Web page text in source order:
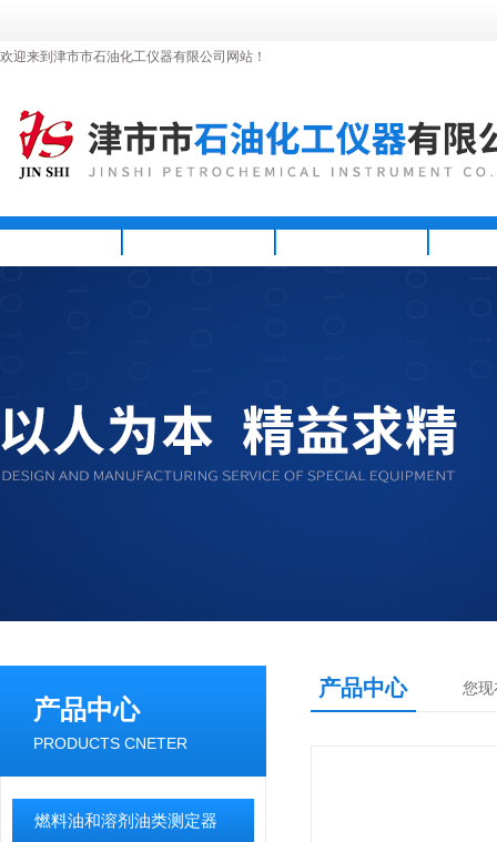
欢迎来到津市市石油化工仪器有限公司网站！
产品中心
PRODUCTS CNETER
燃料油和溶剂油类测定器
产品中心 您现